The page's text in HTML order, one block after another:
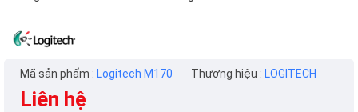
Mã sản phẩm : Logitech M170 Thương hiệu : LOGITECH
Liên hệ